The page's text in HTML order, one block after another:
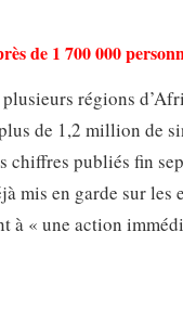
de 1 700 000
régions
de 1,2 million de
publiés fin
mis en garde sur
à « une action